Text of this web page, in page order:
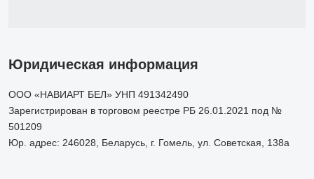
Юридическая информация
ООО «НАВИАРТ БЕЛ» УНП 491342490
Зарегистрирован в торговом реестре РБ 26.01.2021 под №
501209
Юр. адрес: 246028, Беларусь, г. Гомель, ул. Советская, 138а